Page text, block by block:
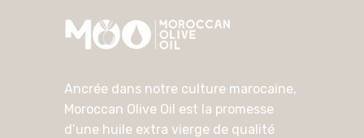
Ancrée dans notre culture marocaine,
Moroccan Olive Oil est la promesse
d’une huile extra vierge de qualité